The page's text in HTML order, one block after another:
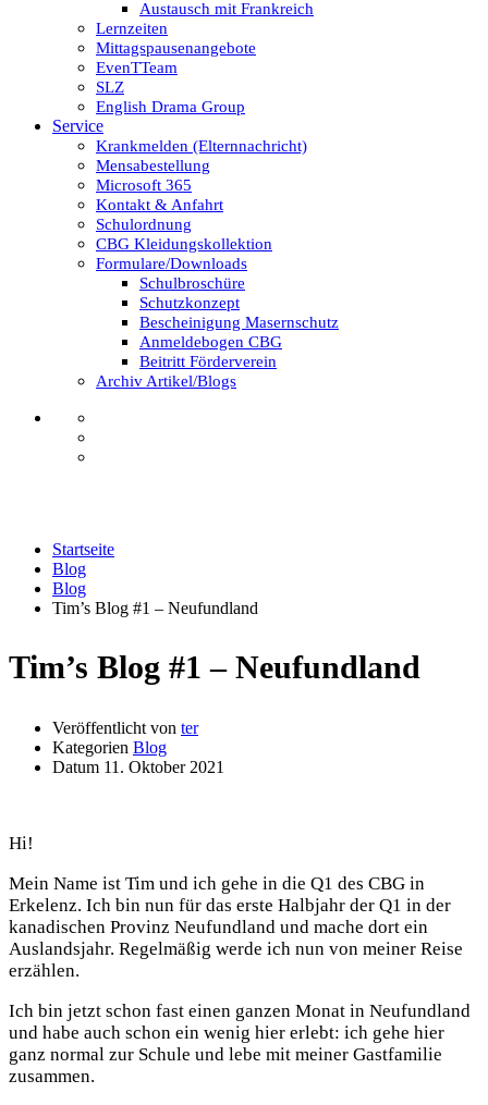
Austausch mit Frankreich
Lernzeiten
Mittagspausenangebote
EvenTTeam
SLZ
English Drama Group
Service
Krankmelden (Elternnachricht)
Mensabestellung
Microsoft 365
Kontakt & Anfahrt
Schulordnung
CBG Kleidungskollektion
Formulare/Downloads
Schulbroschüre
Schutzkonzept
Bescheinigung Masernschutz
Anmeldebogen CBG
Beitritt Förderverein
Archiv Artikel/Blogs
Startseite
Blog
Blog
Tim’s Blog #1 – Neufundland
Tim’s Blog #1 – Neufundland
Veröffentlicht von ter
Kategorien Blog
Datum 11. Oktober 2021
Hi!
Mein Name ist Tim und ich gehe in die Q1 des CBG in
Erkelenz. Ich bin nun für das erste Halbjahr der Q1 in der
kanadischen Provinz Neufundland und mache dort ein
Auslandsjahr. Regelmäßig werde ich nun von meiner Reise
erzählen.
Ich bin jetzt schon fast einen ganzen Monat in Neufundland
und habe auch schon ein wenig hier erlebt: ich gehe hier
ganz normal zur Schule und lebe mit meiner Gastfamilie
zusammen.